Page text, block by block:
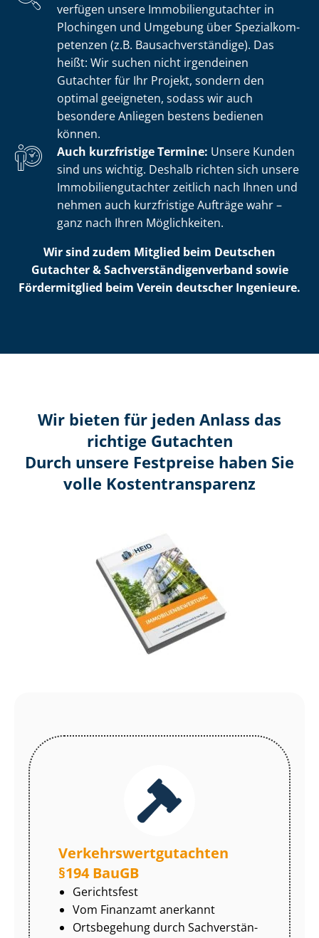
verfügen unsere Im­mo­bi­li­en­gut­ach­ter in
Plochingen und Umgebung über Spe­zi­al­kom­
pe­ten­zen (z.B. Bau­sach­ver­stän­di­ge). Das
heißt: Wir suchen nicht irgendeinen
Gutachter für Ihr Projekt, sondern den
optimal geeigneten, sodass wir auch
besondere Anliegen bestens bedienen
können.
Auch kurzfristige Termine: Unsere Kunden
sind uns wichtig. Deshalb richten sich unsere
Im­mo­bi­li­en­gut­ach­ter zeitlich nach Ihnen und
nehmen auch kurzfristige Aufträge wahr –
ganz nach Ihren Möglichkeiten.
Wir sind zudem Mitglied beim Deutschen
Gutachter & Sach­ver­stän­di­gen­ver­band sowie
Fördermitglied beim Verein deutscher Ingenieure.
Wir bieten für jeden Anlass das
richtige Gutachten
Durch unsere Festpreise haben Sie
volle Kosten­transparenz
Ver­kehrs­wert­gut­ach­ten
§194 BauGB
Gerichtsfest
Vom Finanzamt anerkannt
Ortsbegehung durch Sach­ver­stän­